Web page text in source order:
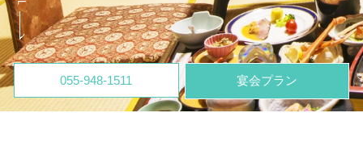
055-948-1511 宴会プラン